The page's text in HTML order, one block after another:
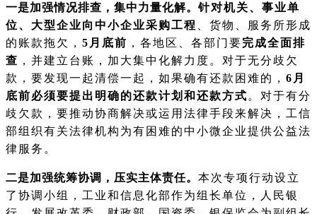
一是加强情况排查，集中力量化解。针对机关、事业单
位、大型企业向中小企业采购工程
、货物、服务所形成
的账款拖欠， 5月底前 ，各地区、各部门要完成全面排
查 ，并建立台账，加大集中化解力度。对于无分歧欠
款，要发现一起清偿一起，如果确有还款困难的， 6月
底前必须要提出明确的还款计划和还款方式 。对于有分
歧欠款，要推动协商解决或运用法律手段来解决，工信
部组织有关法律机构为有困难的中小微企业提供公益法
律服务。
二是加强统筹协调，压实主体责任。 本次专项行动设立
了协调小组，工业和信息化部作为组长单位，人民银